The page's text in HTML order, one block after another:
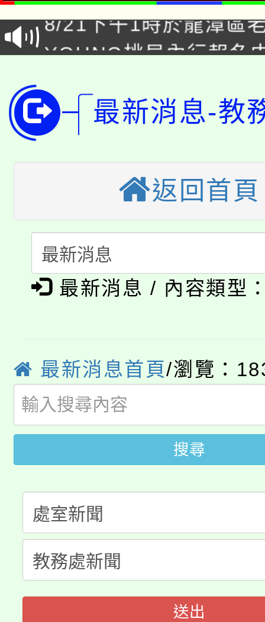
場熱烈登場!
8/21下午1時於龍潭區
徵才活動。
YOUNG桃局內行報名
開!
115年桃園市運動會8/
田徑場及游泳池舉行。
桃園市低收入戶享有免
視費優惠，中低收入戶
半價優惠，詳情可洽有
者。
大園自造教育及科技中
份教師增能研習
大溪自造教育及科技
份教師研習
淨零綠生活教案入校路
會
115年食農教育專業人
程
「本色祭」8/29、30在
局官網。
8月14至27日，桃園電
開!
115年桃園市運動會8/
田徑場及游泳池舉行。
桃園市低收入戶享有免
視費優惠，中低收入戶
半價優惠，詳情可洽有
者。
大園自造教育及科技
份教師增能研習
大溪自造教育及科技中
份教師研習
淨零綠生活教案入校路
會
115年食農教育專業人
程
最新消息-教
返回首頁
最新消息 / 內容類型
最新消息首頁/瀏覽：
搜尋
送出